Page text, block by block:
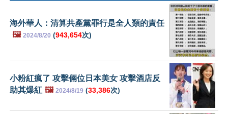
海外華人：清算共產黨罪行是全人類的責任
🖼️ 2024/8/20 (943,654次)
小粉紅瘋了 攻擊倆位日本美女 攻擊酒店反
助其爆紅 🖼️ 2024/8/19 (33,386次)